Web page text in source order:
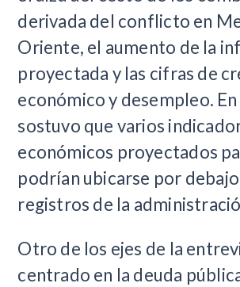
derivada del conflicto en
Oriente, el aumento de la
proyectada y las cifras de
económico y desempleo. En
sostuvo que varios
económicos proyectados
podrían ubicarse por
registros de la
Otro de los ejes de la
centrado en la deuda